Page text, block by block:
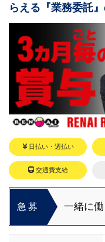
らえる『業務委託
日払い・週払い
交通費支給
急募
一緒に